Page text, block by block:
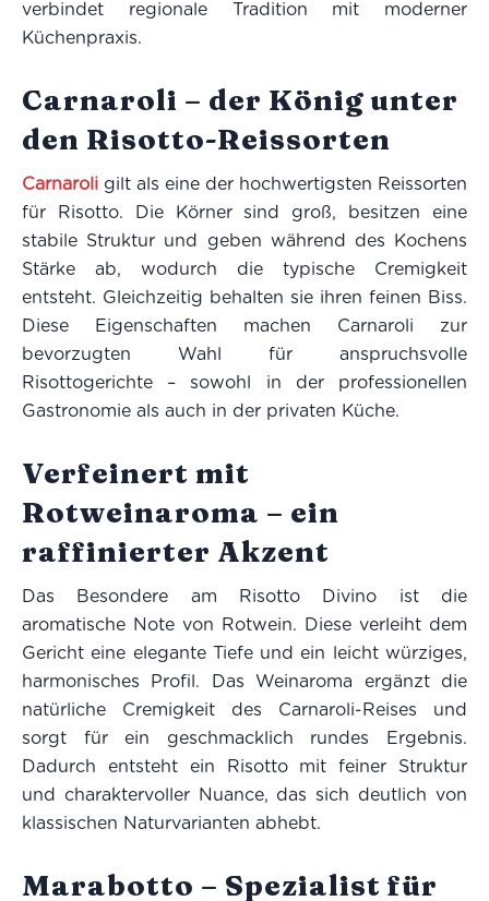
verbindet regionale Tradition mit moderner
Küchenpraxis.
Carnaroli – der König unter
den Risotto-Reissorten
Carnaroli gilt als eine der hochwertigsten Reissorten
für Risotto. Die Körner sind groß, besitzen eine
stabile Struktur und geben während des Kochens
Stärke ab, wodurch die typische Cremigkeit
entsteht. Gleichzeitig behalten sie ihren feinen Biss.
Diese Eigenschaften machen Carnaroli zur
bevorzugten Wahl für anspruchsvolle
Risottogerichte – sowohl in der professionellen
Gastronomie als auch in der privaten Küche.
Verfeinert mit
Rotweinaroma – ein
raffinierter Akzent
Das Besondere am Risotto Divino ist die
aromatische Note von Rotwein. Diese verleiht dem
Gericht eine elegante Tiefe und ein leicht würziges,
harmonisches Profil. Das Weinaroma ergänzt die
natürliche Cremigkeit des Carnaroli-Reises und
sorgt für ein geschmacklich rundes Ergebnis.
Dadurch entsteht ein Risotto mit feiner Struktur
und charaktervoller Nuance, das sich deutlich von
klassischen Naturvarianten abhebt.
Marabotto – Spezialist für